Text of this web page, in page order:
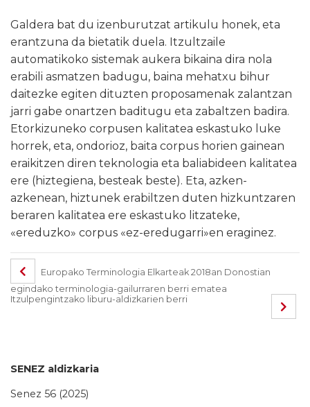
SENEZ aldizkaria
Senez 56 (2025)
Galdera bat du izenburutzat artikulu honek, eta
erantzuna da bietatik duela. Itzultzaile
automatikoko sistemak aukera bikaina dira nola
erabili asmatzen badugu, baina mehatxu bihur
daitezke egiten dituzten proposamenak zalantzan
jarri gabe onartzen baditugu eta zabaltzen badira.
Etorkizuneko corpusen kalitatea eskastuko luke
horrek, eta, ondorioz, baita corpus horien gainean
eraikitzen diren teknologia eta baliabideen kalitatea
ere (hiztegiena, besteak beste). Eta, azken-
azkenean, hiztunek erabiltzen duten hizkuntzaren
beraren kalitatea ere eskastuko litzateke,
«ereduzko» corpus «ez-eredugarri»en eraginez.
Europako Terminologia Elkarteak 2018an Donostian
egindako terminologia-gailurraren berri ematea
Itzulpengintzako liburu-aldizkarien berri